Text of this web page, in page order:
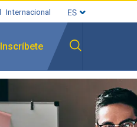
Internacional
Inscríbete